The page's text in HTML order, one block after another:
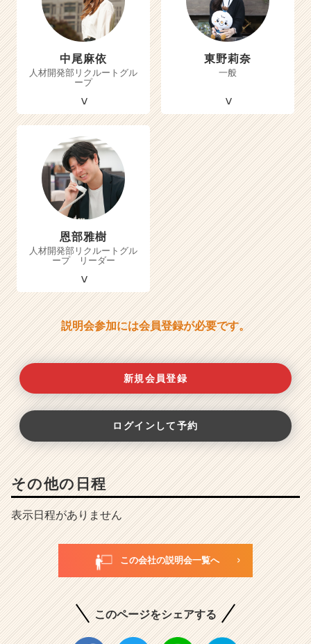
中尾麻依
人材開発部リクルートグル
ープ
東野莉奈
一般
恩部雅樹
人材開発部リクルートグル
ープ リーダー
説明会参加には会員登録が必要です。
新規会員登録
ログインして予約
その他の日程
表示日程がありません
この会社の説明会一覧へ
このページをシェアする